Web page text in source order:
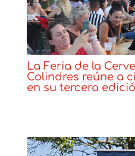
La Feria de la
Colindres reúne a
en su tercera